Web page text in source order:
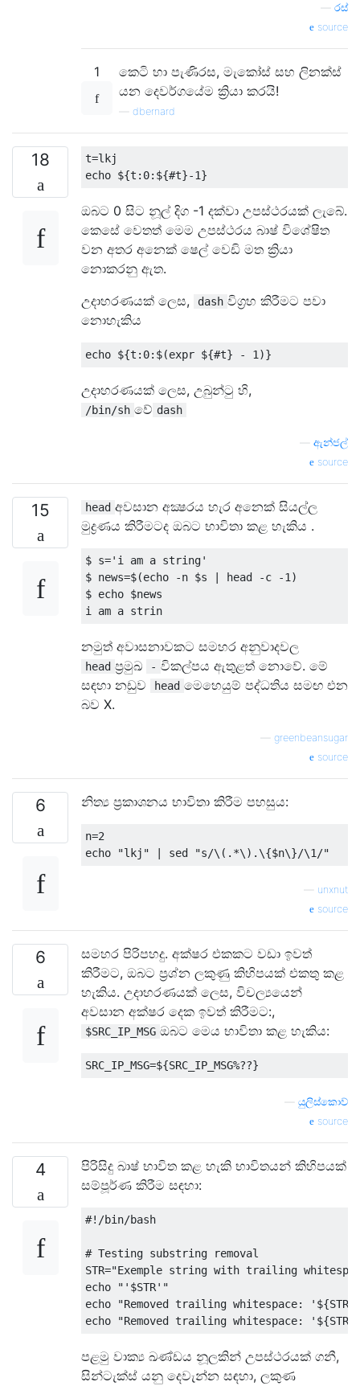
රස්
source
1
කෙටි හා පැණිරස, මැකෝස් සහ ලිනක්ස්
යන දෙවර්ගයේම ක්‍රියා කරයි!
dbernard
18 t=lkj
echo ${t : 0: ${#t}-1}
ඔබට 0 සිට නූල් දිග -1 දක්වා උපස්ථරයක් ලැබේ.
කෙසේ වෙතත් මෙම උපස්ථරය බාෂ් විශේෂිත
වන අතර අනෙක් ෂෙල් වෙඩි මත ක්‍රියා
නොකරනු ඇත.
උදාහරණයක් ලෙස,
dash විග්‍රහ කිරීමට පවා
නොහැකිය
echo ${t : 0: $(expr ${#t} - 1 )}
උදාහරණයක් ලෙස, උබුන්ටු හි,
/bin/sh වේ dash
ඇන්ජල්
source
15 head අවසාන අක්‍ෂරය හැර අනෙක් සියල්ල
මුද්‍රණය කිරීමටද ඔබට භාවිතා කළ හැකිය .
$ s='i am a string'
$ news=$(echo -n $s head -c -1 )
$ echo $news
i am a strin
නමුත් අවාසනාවකට සමහර අනුවාදවල
head ප්‍රමුඛ - විකල්පය ඇතුළත් නොවේ. මේ
සඳහා නඩුව
head මෙහෙයුම් පද්ධතිය සමඟ එන
බව X.
greenbeansugar
source
6 නිත්‍ය ප්‍රකාශනය භාවිතා කිරීම පහසුය:
n=2
echo
"lkj" sed "s/\(.*\).\{$n\}/\1/"
unxnut
source
6
සමහර පිරිපහදු. අක්ෂර එකකට වඩා ඉවත්
කිරීමට, ඔබට ප්‍රශ්න ලකුණු කිහිපයක් එකතු කළ
හැකිය. උදාහරණයක් ලෙස, විචල්‍යයෙන්
අවසාන අක්ෂර දෙක ඉවත් කිරීමට:,
$SRC_IP_MSG ඔබට මෙය භාවිතා කළ හැකිය:
SRC_IP_MSG=${SRC_IP_MSG%??}
යුලිස්කොව්
source
4
පිරිසිදු බාෂ් භාවිත කළ හැකි භාවිතයන් කිහිපයක්
සම්පූර්ණ කිරීම සඳහා:
#!/bin/bash
# Testing substring removal
STR="Exemple string with trailing
echo
"'$STR'"
echo
"Removed trailing whitespace:
echo
"Removed trailing whitespace:
පළමු වාක්‍ය ඛණ්ඩය නූලකින් උපස්ථරයක් ගනී,
සින්ටැක්ස් යනු දෙවැන්න සඳහා, ලකුණ